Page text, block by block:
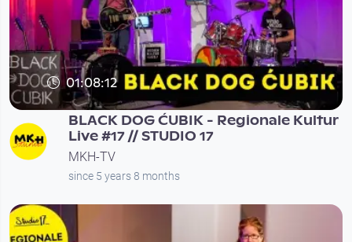
01:08:12
BLACK DOG ĆUBIK - Regionale Kultur
Live #17 // STUDIO 17
MKH-TV
since 5 years 8 months